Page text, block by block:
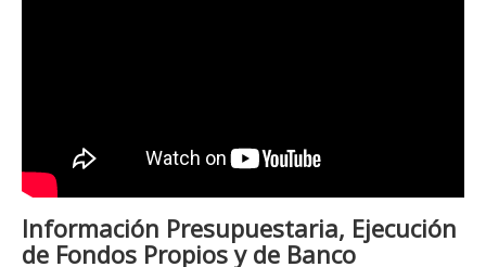
Información Presupuestaria, Ejecución
de Fondos Propios y de Banco